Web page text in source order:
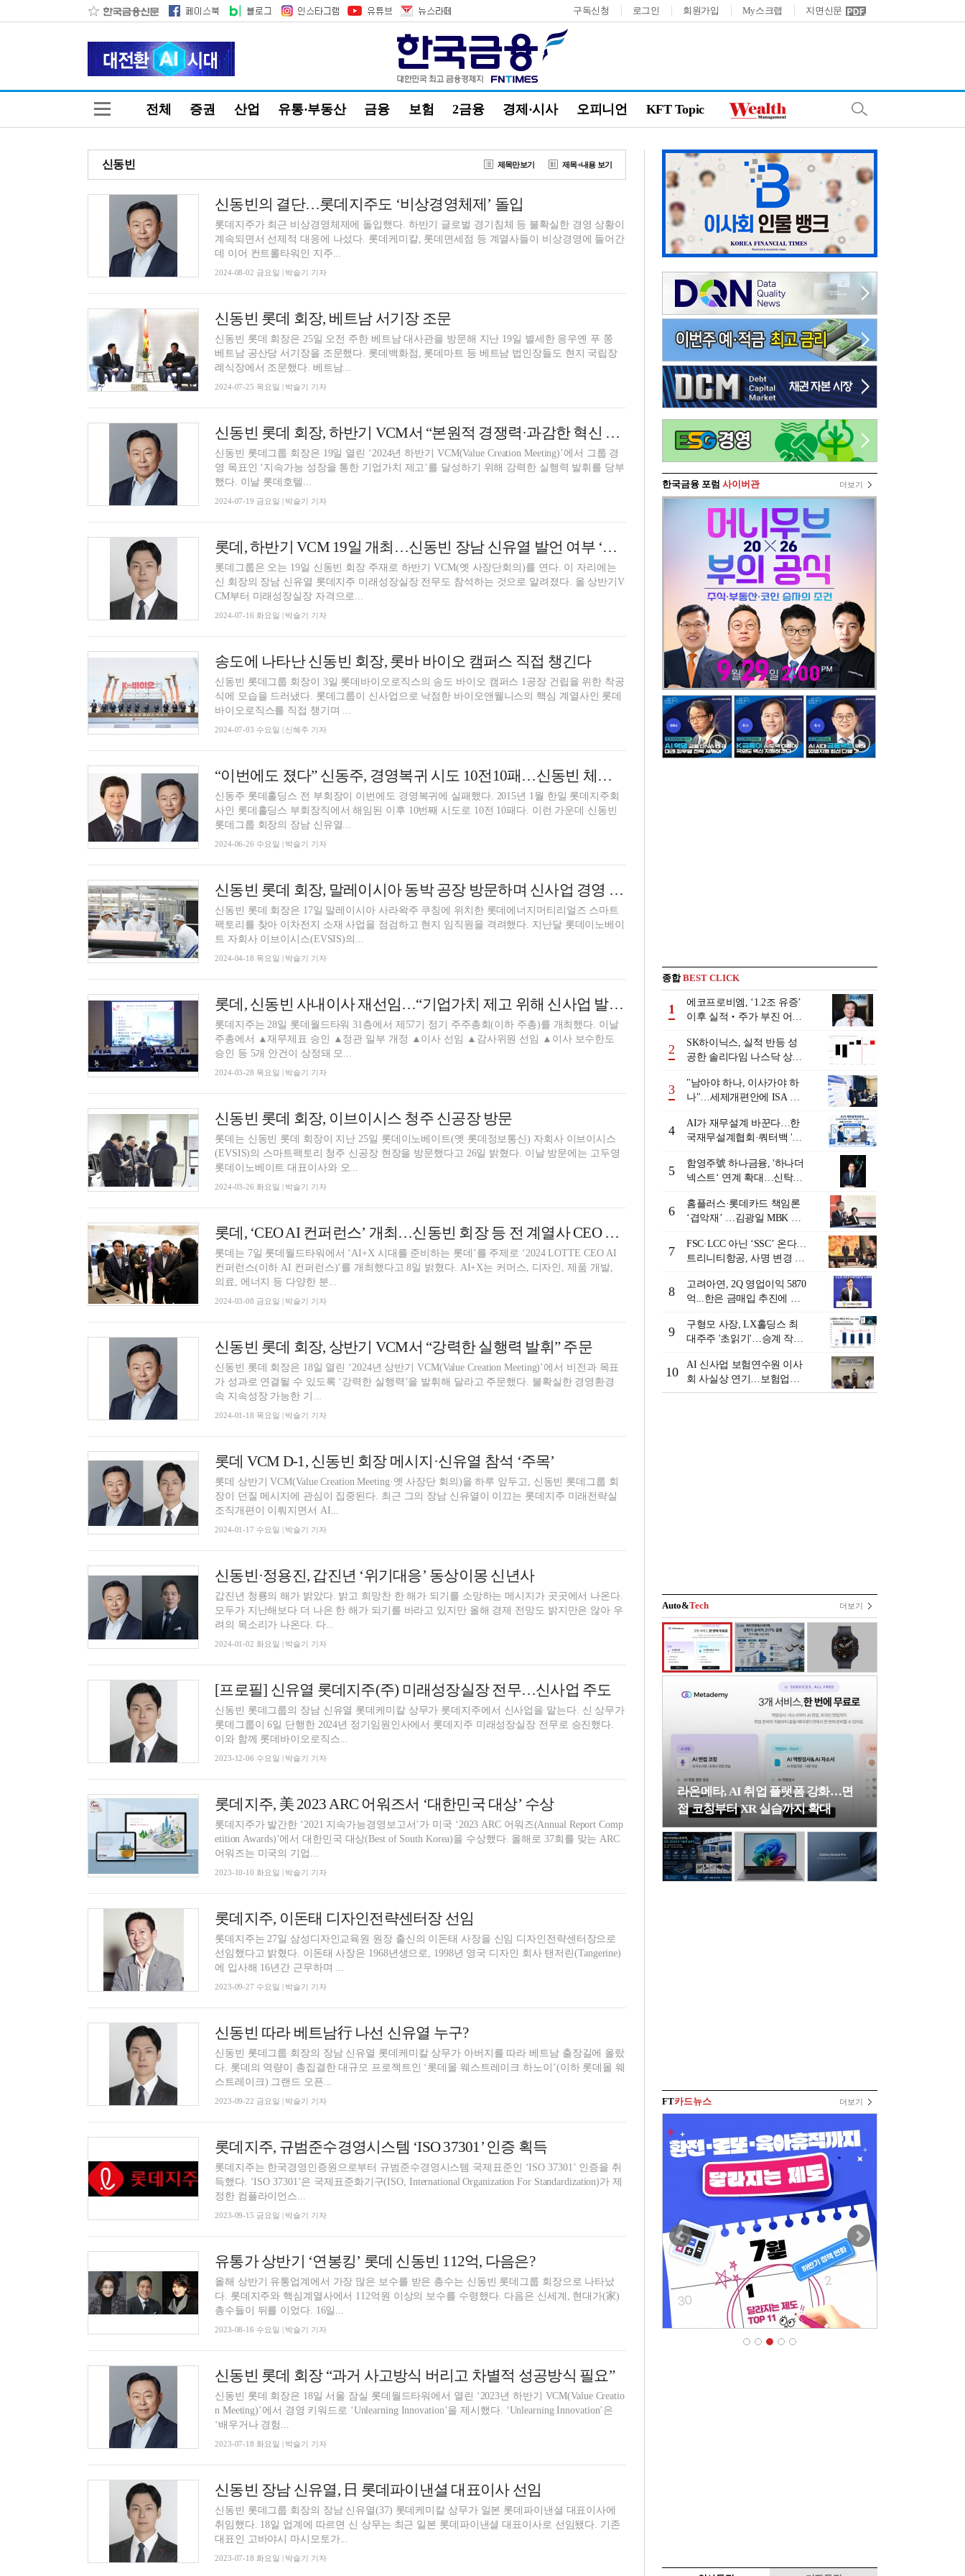
구독신청 로그인 회원가입 My스크랩 지면신문
전체 증권 산업 유통·부동산 금융 보험 2금융 경제·시사 오피니언 KFT Topic
신동빈 제목만보기 제목+내용 보기
신동빈의 결단…롯데지주도 ‘비상경영체제’ 돌입
롯데지주가 최근 비상경영체제에 돌입했다. 하반기 글로벌 경기침체 등 불확실한 경영 상황이
계속되면서 선제적 대응에 나섰다. 롯데케미칼, 롯데면세점 등 계열사들이 비상경영에 들어간
데 이어 컨트롤타워인 지주...
2024-08-02 금요일 | 박슬기 기자
신동빈 롯데 회장, 베트남 서기장 조문
신동빈 롯데 회장은 25일 오전 주한 베트남 대사관을 방문해 지난 19일 별세한 응우옌 푸 쫑
베트남 공산당 서기장을 조문했다. 롯데백화점, 롯데마트 등 베트남 법인장들도 현지 국립장
례식장에서 조문했다. 베트남...
2024-07-25 목요일 | 박슬기 기자
신동빈 롯데 회장, 하반기 VCM서 “본원적 경쟁력·과감한 혁신 필요”
신동빈 롯데그룹 회장은 19일 열린 ‘2024년 하반기 VCM(Value Creation Meeting)’에서 그룹 경
영 목표인 ‘지속가능 성장을 통한 기업가치 제고’를 달성하기 위해 강력한 실행력 발휘를 당부
했다. 이날 롯데호텔...
2024-07-19 금요일 | 박슬기 기자
롯데, 하반기 VCM 19일 개최…신동빈 장남 신유열 발언 여부 ‘관심’
롯데그룹은 오는 19일 신동빈 회장 주재로 하반기 VCM(옛 사장단회의)를 연다. 이 자리에는
신 회장의 장남 신유열 롯데지주 미래성장실장 전무도 참석하는 것으로 알려졌다. 올 상반기V
CM부터 미래성장실장 자격으로...
2024-07-16 화요일 | 박슬기 기자
송도에 나타난 신동빈 회장, 롯바 바이오 캠퍼스 직접 챙긴다
신동빈 롯데그룹 회장이 3일 롯데바이오로직스의 송도 바이오 캠퍼스 1공장 건립을 위한 착공
식에 모습을 드러냈다. 롯데그룹이 신사업으로 낙점한 바이오앤웰니스의 핵심 계열사인 롯데
바이오로직스를 직접 챙기며 ...
2024-07-03 수요일 | 신혜주 기자
“이번에도 졌다” 신동주, 경영복귀 시도 10전10패…신동빈 체제 ‘강화’
신동주 롯데홀딩스 전 부회장이 이번에도 경영복귀에 실패했다. 2015년 1월 한일 롯데지주회
사인 롯데홀딩스 부회장직에서 해임된 이후 10번째 시도로 10전 10패다. 이런 가운데 신동빈
롯데그룹 회장의 장남 신유열...
2024-06-26 수요일 | 박슬기 기자
신동빈 롯데 회장, 말레이시아 동박 공장 방문하며 신사업 경영 박차
신동빈 롯데 회장은 17일 말레이시아 사라왁주 쿠칭에 위치한 롯데에너지머티리얼즈 스마트
팩토리를 찾아 이차전지 소재 사업을 점검하고 현지 임직원을 격려했다. 지난달 롯데이노베이
트 자회사 이브이시스(EVSIS)의...
2024-04-18 목요일 | 박슬기 기자
롯데, 신동빈 사내이사 재선임…“기업가치 제고 위해 신사업 발굴 노력”
롯데지주는 28일 롯데월드타워 31층에서 제57기 정기 주주총회(이하 주총)를 개최했다. 이날
주총에서 ▲재무제표 승인 ▲정관 일부 개정 ▲이사 선임 ▲감사위원 선임 ▲이사 보수한도
승인 등 5개 안건이 상정돼 모...
2024-03-28 목요일 | 박슬기 기자
신동빈 롯데 회장, 이브이시스 청주 신공장 방문
롯데는 신동빈 롯데 회장이 지난 25일 롯데이노베이트(옛 롯데정보통신) 자회사 이브이시스
(EVSIS)의 스마트팩토리 청주 신공장 현장을 방문했다고 26일 밝혔다. 이날 방문에는 고두영
롯데이노베이트 대표이사와 오...
2024-03-26 화요일 | 박슬기 기자
롯데, ‘CEO AI 컨퍼런스’ 개최…신동빈 회장 등 전 계열사 CEO 참석
롯데는 7일 롯데월드타워에서 ‘AI+X 시대를 준비하는 롯데’를 주제로 ‘2024 LOTTE CEO AI
컨퍼런스(이하 AI 컨퍼런스)’를 개최했다고 8일 밝혔다. AI+X는 커머스, 디자인, 제품 개발,
의료, 에너지 등 다양한 분...
2024-03-08 금요일 | 박슬기 기자
신동빈 롯데 회장, 상반기 VCM서 “강력한 실행력 발휘” 주문
신동빈 롯데 회장은 18일 열린 ‘2024년 상반기 VCM(Value Creation Meeting)’에서 비전과 목표
가 성과로 연결될 수 있도록 ‘강력한 실행력’을 발휘해 달라고 주문했다. 불확실한 경영환경
속 지속성장 가능한 기...
2024-01-18 목요일 | 박슬기 기자
롯데 VCM D-1, 신동빈 회장 메시지·신유열 참석 ‘주목’
롯데 상반기 VCM(Value Creation Meeting·옛 사장단 회의)을 하루 앞두고, 신동빈 롯데그룹 회
장이 던질 메시지에 관심이 집중된다. 최근 그의 장남 신유열이 이끄는 롯데지주 미래전략실
조직개편이 이뤄지면서 AI...
2024-01-17 수요일 | 박슬기 기자
신동빈·정용진, 갑진년 ‘위기대응’ 동상이몽 신년사
갑진년 청룡의 해가 밝았다. 밝고 희망찬 한 해가 되기를 소망하는 메시지가 곳곳에서 나온다.
모두가 지난해보다 더 나은 한 해가 되기를 바라고 있지만 올해 경제 전망도 밝지만은 않아 우
려의 목소리가 나온다. 다...
2024-01-02 화요일 | 박슬기 기자
[프로필] 신유열 롯데지주(주) 미래성장실장 전무…신사업 주도
신동빈 롯데그룹의 장남 신유열 롯데케미칼 상무가 롯데지주에서 신사업을 맡는다. 신 상무가
롯데그룹이 6일 단행한 2024년 정기임원인사에서 롯데지주 미래성장실장 전무로 승진했다.
이와 함께 롯데바이오로직스...
2023-12-06 수요일 | 박슬기 기자
롯데지주, 美 2023 ARC 어워즈서 ‘대한민국 대상’ 수상
롯데지주가 발간한 ‘2021 지속가능경영보고서’가 미국 ‘2023 ARC 어워즈(Annual Report Comp
etition Awards)’에서 대한민국 대상(Best of South Korea)을 수상했다. 올해로 37회를 맞는 ARC
어워즈는 미국의 기업...
2023-10-10 화요일 | 박슬기 기자
롯데지주, 이돈태 디자인전략센터장 선임
롯데지주는 27일 삼성디자인교육원 원장 출신의 이돈태 사장을 신임 디자인전략센터장으로
선임했다고 밝혔다. 이돈태 사장은 1968년생으로, 1998년 영국 디자인 회사 탠저린(Tangerine)
에 입사해 16년간 근무하며 ...
2023-09-27 수요일 | 박슬기 기자
신동빈 따라 베트남行 나선 신유열 누구?
신동빈 롯데그룹 회장의 장남 신유열 롯데케미칼 상무가 아버지를 따라 베트남 출장길에 올랐
다. 롯데의 역량이 총집결한 대규모 프로젝트인 ‘롯데몰 웨스트레이크 하노이’(이하 롯데몰 웨
스트레이크) 그랜드 오픈...
2023-09-22 금요일 | 박슬기 기자
롯데지주, 규범준수경영시스템 ‘ISO 37301’ 인증 획득
롯데지주는 한국경영인증원으로부터 규범준수경영시스템 국제표준인 ‘ISO 37301’ 인증을 취
득했다. ‘ISO 37301’은 국제표준화기구(ISO, International Organization For Standardization)가 제
정한 컴플라이언스...
2023-09-15 금요일 | 박슬기 기자
유통가 상반기 ‘연봉킹’ 롯데 신동빈 112억, 다음은?
올해 상반기 유통업계에서 가장 많은 보수를 받은 총수는 신동빈 롯데그룹 회장으로 나타났
다. 롯데지주와 핵심계열사에서 112억원 이상의 보수를 수령했다. 다음은 신세계, 현대가(家)
총수들이 뒤를 이었다. 16일...
2023-08-16 수요일 | 박슬기 기자
신동빈 롯데 회장 “과거 사고방식 버리고 차별적 성공방식 필요”
신동빈 롯데 회장은 18일 서울 잠실 롯데월드타워에서 열린 ‘2023년 하반기 VCM(Value Creatio
n Meeting)’에서 경영 키워드로 ‘Unlearning Innovation’을 제시했다. ‘Unlearning Innovation’은
‘배우거나 경험...
2023-07-18 화요일 | 박슬기 기자
신동빈 장남 신유열, 日 롯데파이낸셜 대표이사 선임
신동빈 롯데그룹 회장의 장남 신유열(37) 롯데케미칼 상무가 일본 롯데파이낸셜 대표이사에
취임했다. 18일 업계에 따르면 신 상무는 최근 일본 롯데파이낸셜 대표이사로 선임됐다. 기존
대표인 고바야시 마시모토가...
2023-07-18 화요일 | 박슬기 기자
한국금융 포럼 사이버관 더보기
종합BEST CLICK
1
에코프로비엠, ‘1.2조 유증’
이후 실적‧주가 부진 어쩌
2
SK하이닉스, 실적 반등 성
공한 솔리다임 나스닥 상장
3
"남아야 하나, 이사가야 하
나"…세제개편안에 ISA 투
4
AI가 재무설계 바꾼다…한
국재무설계협회·쿼터백 '베
5
함영주號 하나금융, '하나더
넥스트‘ 연계 확대…신탁수
니어 비즈니스 돋보기]
6
홈플러스·롯데카드 책임론
‘겹악재’ …김광일 MBK 부
7
FSC·LCC 아닌 ‘SSC’ 온다…
트리니티항공, 사명 변경 넘
8
고려아연, 2Q 영업이익 5870
억...한은 금매입 추진에 주
9
구형모 사장, LX홀딩스 최
대주주 '초읽기'…승계 작업
10
AI 신사업 보험연수원 이사
회 사실상 연기…보험업계
"사업 타당성 검증 부족"
Auto&Tech 더보기
라온메타, AI 취업 플랫폼 강화…면
접 코칭부터 XR 실습까지 확대
FT카드뉴스 더보기